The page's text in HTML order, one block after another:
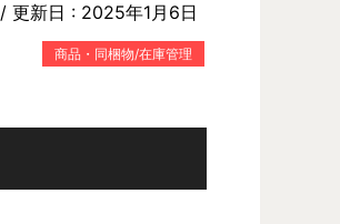
/ 更新日 : 2025年1月6日
商品・同梱物/在庫管理